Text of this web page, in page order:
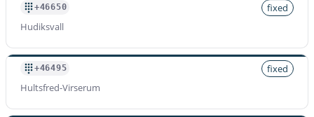
+46650
fixed
Hudiksvall
+46495
fixed
Hultsfred-Virserum